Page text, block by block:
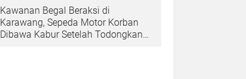
Kawanan Begal Beraksi di
Karawang, Sepeda Motor Korban
Dibawa Kabur Setelah Todongkan